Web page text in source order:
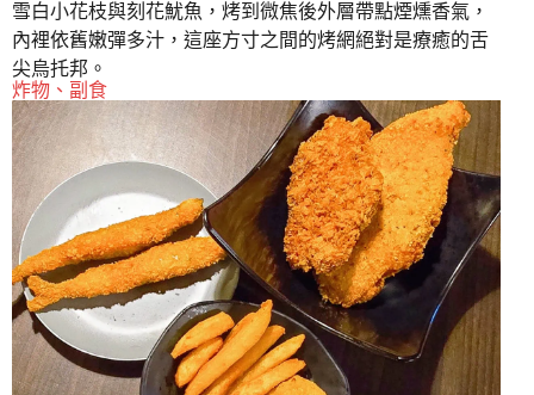
雪白小花枝與刻花魷魚，烤到微焦後外層帶點煙燻香氣，
內裡依舊嫩彈多汁，這座方寸之間的烤網絕對是療癒的舌
尖烏托邦。
炸物、副食